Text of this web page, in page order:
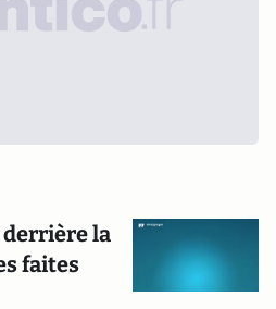
derrière la
faites